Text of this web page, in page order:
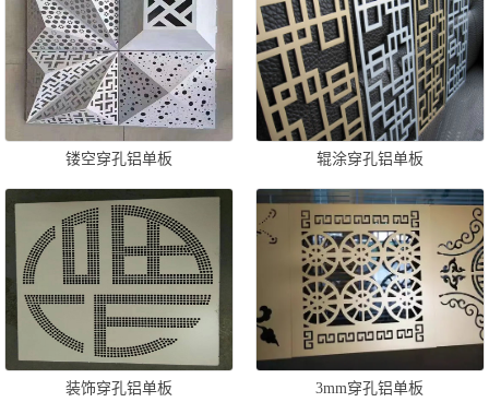
镂空穿孔铝单板 辊涂穿孔铝单板
装饰穿孔铝单板 3mm穿孔铝单板